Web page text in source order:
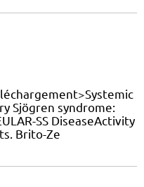
Sjögren syndrome:
SS DiseaseActivity
Brito-Ze